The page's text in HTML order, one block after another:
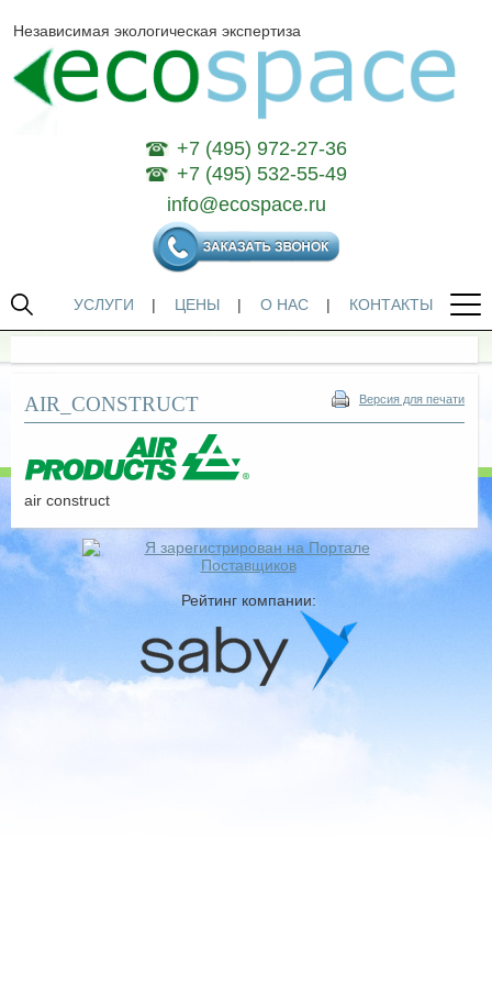
Независимая экологическая экспертиза
+7 (495) 972-27-36
+7 (495) 532-55-49
info@ecospace.ru
УСЛУГИ | ЦЕНЫ | О НАС | КОНТАКТЫ
Версия для печати
AIR_CONSTRUCT
air construct
Рейтинг компании: